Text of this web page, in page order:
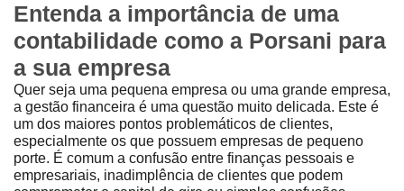
Entenda a importância de uma
contabilidade como a Porsani para
a sua empresa
Quer seja uma pequena empresa ou uma grande empresa,
a gestão financeira é uma questão muito delicada. Este é
um dos maiores pontos problemáticos de clientes,
especialmente os que possuem empresas de pequeno
porte. É comum a confusão entre finanças pessoais e
empresariais, inadimplência de clientes que podem